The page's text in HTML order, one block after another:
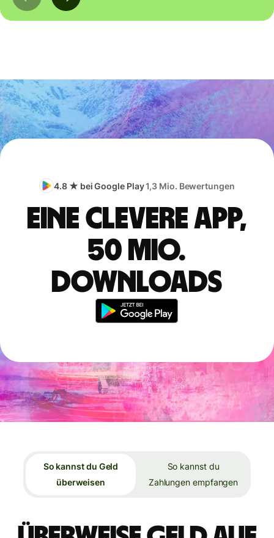
4.8 ★ bei Google Play1,3 Mio. Bewertungen
Eine clevere App,
50 Mio.
Downloads
So kannst du Geld
überweisen
So kannst du
Zahlungen empfangen